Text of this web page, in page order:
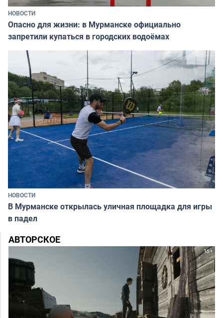
НОВОСТИ
Опасно для жизни: в Мурманске официально
запретили купаться в городских водоёмах
НОВОСТИ
В Мурманске открылась уличная площадка для игры
в падел
АВТОРСКОЕ